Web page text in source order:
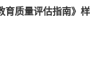
育质量评估指南》样